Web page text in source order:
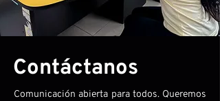
Contáctanos
Comunicación abierta para todos. Queremos